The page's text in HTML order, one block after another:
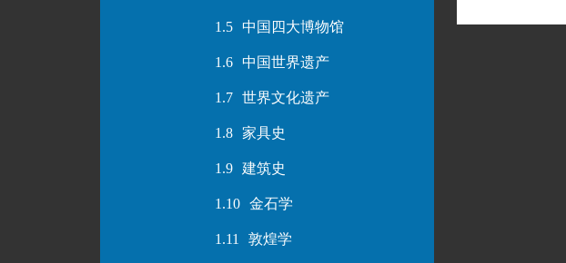
1.5 中国四大博物馆
1.6 中国世界遗产
1.7 世界文化遗产
1.8 家具史
1.9 建筑史
1.10 金石学
1.11 敦煌学